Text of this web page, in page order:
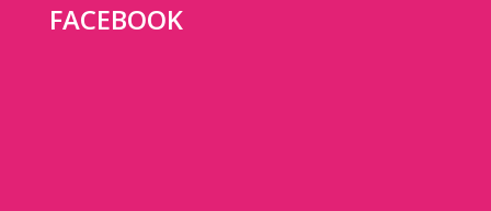
FACEBOOK